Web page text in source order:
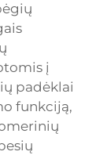
į
padėklai
funkciją,